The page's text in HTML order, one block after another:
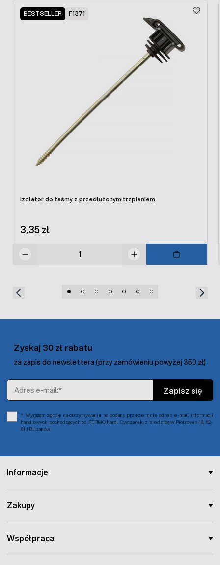
BESTSELLER F1371
Izolator do taśmy z przedłużonym trzpieniem
3,35 zł
Informacje
Zakupy
Współpraca
Zyskaj 30 zł rabatu
za zapis do newslettera (przy zamówieniu powyżej 350 zł)
Adres e-mail
Zapisz się
Wyrażam zgodę na otrzymywanie na podany przeze mnie adres e-mail informacji
handlowych pochodzących od FERMO Karol Owczarek, z siedzibą w Piotrowie 18, 62-
814 Blizanów.